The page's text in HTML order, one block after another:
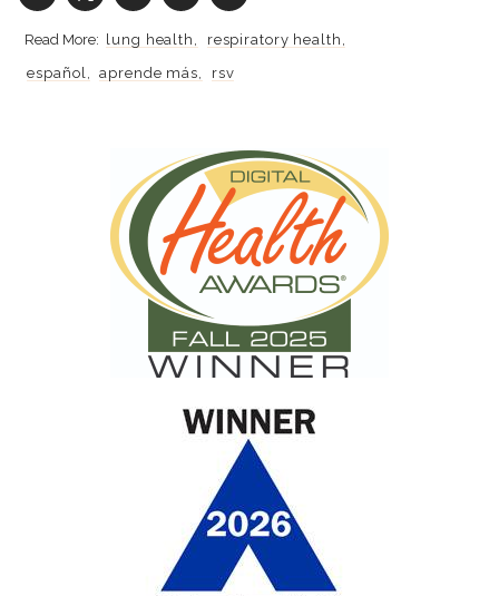
lung health
respiratory health
español
aprende más rsv